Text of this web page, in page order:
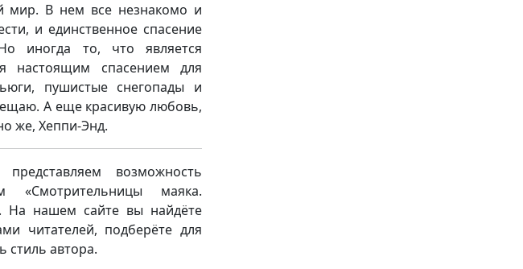
мир. В нем все незнакомо и
и единственное спасение
иногда то, что является
настоящим спасением для
пушистые снегопады и
А еще красивую любовь,
же, Хеппи-Энд.
возможность
«Смотрительницы маяка.
На нашем сайте вы найдёте
читателей, подберёте для
стиль автора.